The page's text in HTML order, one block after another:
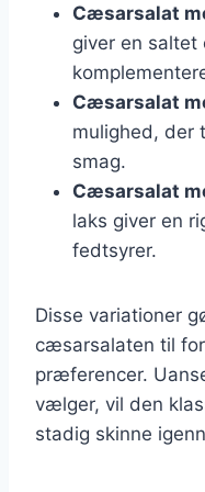
Cæsarsalat
giver en saltet
Cæsarsalat
mulighed, der
smag.
Cæsarsalat
laks giver en
fedtsyrer.
Disse variationer
cæsarsalaten til
præferencer.
vælger, vil den
stadig skinne